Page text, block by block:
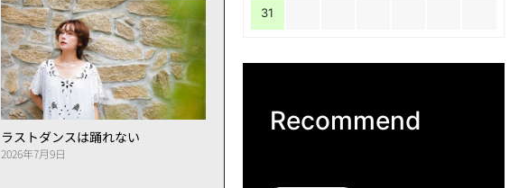
ラストダンスは踊れない
2026年7月9日
31
Recommend